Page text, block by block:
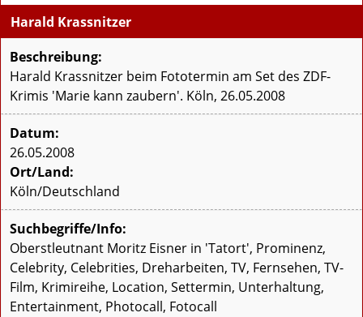
Harald Krassnitzer
Beschreibung:
Harald Krassnitzer beim Fototermin am Set des ZDF-
Krimis 'Marie kann zaubern'. Köln, 26.05.2008
Datum:
26.05.2008
Ort/Land:
Köln/Deutschland
Suchbegriffe/Info:
Oberstleutnant Moritz Eisner in 'Tatort', Prominenz,
Celebrity, Celebrities, Dreharbeiten, TV, Fernsehen, TV-
Film, Krimireihe, Location, Settermin, Unterhaltung,
Entertainment, Photocall, Fotocall